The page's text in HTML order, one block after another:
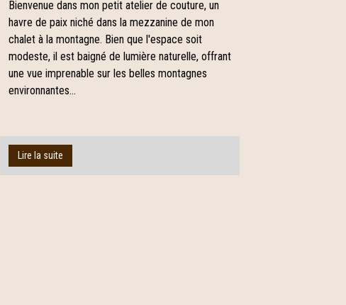
Bienvenue dans mon petit atelier de couture, un
havre de paix niché dans la mezzanine de mon
chalet à la montagne. Bien que l'espace soit
modeste, il est baigné de lumière naturelle, offrant
une vue imprenable sur les belles montagnes
environnantes...
Lire la suite